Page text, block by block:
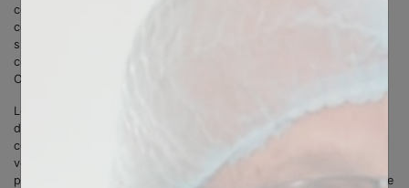
confidentialité. Nous respectons votre vie privée et le droit de
contrôler vos données personnelles. Nos principes directeurs sont
simples. Nous allons être ouverts avec quelles données nous
collectons et pourquoi. Veuillez prendre un moment pour les lire.
C'est important !
Les cookies sont de petites quantités d’informations stockées dans
des fichiers au sein même du navigateur de votre ordinateur. Les
cookies sont accessibles et enregistrés par les sites internet que
vous consultez, et par les sociétés qui affichent leurs annonces
publicitaires sur des sites internet, pour qu’ils puissent reconnaître le